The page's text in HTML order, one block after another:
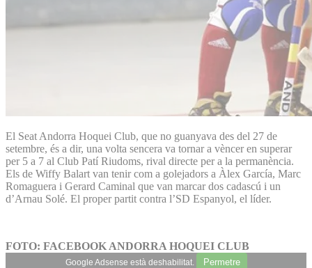
El Seat Andorra Hoquei Club, que no guanyava des del 27 de
setembre, és a dir, una volta sencera va tornar a vèncer en superar
per 5 a 7 al Club Patí Riudoms, rival directe per a la permanència.
Els de Wiffy Balart van tenir com a golejadors a Àlex García, Marc
Romaguera i Gerard Caminal que van marcar dos cadascú i un
d’Arnau Solé. El proper partit contra l’SD Espanyol, el líder.
FOTO: FACEBOOK ANDORRA HOQUEI CLUB
Google Adsense està deshabilitat. Permetre